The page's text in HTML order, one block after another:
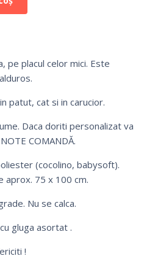
pe placul celor mici. Este
patut, cat si in carucior.
Daca doriti personalizat va
COMANDĂ.
(cocolino, babysoft).
aprox. 75 x 100 cm.
Nu se calca.
gluga asortat .
!